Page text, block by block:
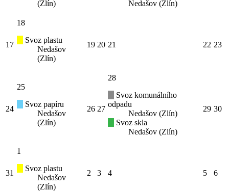
(Zlín) Nedašov (Zlín)
17
18
Svoz plastu
Nedašov
(Zlín)
19 20 21 22 23
24
25
Svoz papíru
Nedašov
(Zlín)
26 27
28
Svoz komunálního
odpadu
Nedašov (Zlín)
Svoz skla
Nedašov (Zlín)
29 30
31
1
Svoz plastu
Nedašov
(Zlín)
2 3 4 5 6